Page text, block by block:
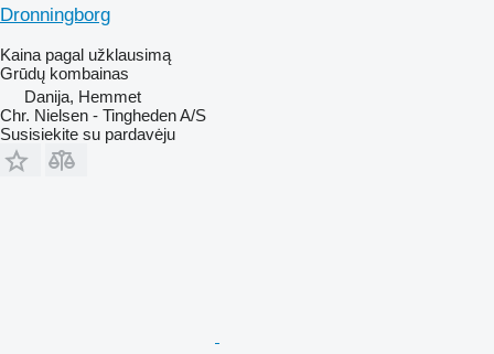
Dronningborg
Kaina pagal užklausimą
Grūdų kombainas
Danija, Hemmet
Chr. Nielsen - Tingheden A/S
Susisiekite su pardavėju